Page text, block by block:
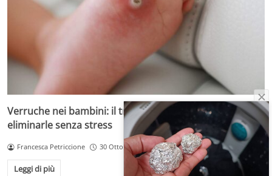
Verruche nei bambini: il trattamento più adatto per
eliminarle senza stress
Francesca Petriccione 30 Ottobre 2025
Leggi di più